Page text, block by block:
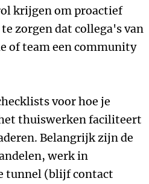
krijgen om proactief
zorgen dat collega's van
of team een community
voor hoe je
thuiswerken faciliteert
Belangrijk zijn de
werk in
tunnel (blijf contact